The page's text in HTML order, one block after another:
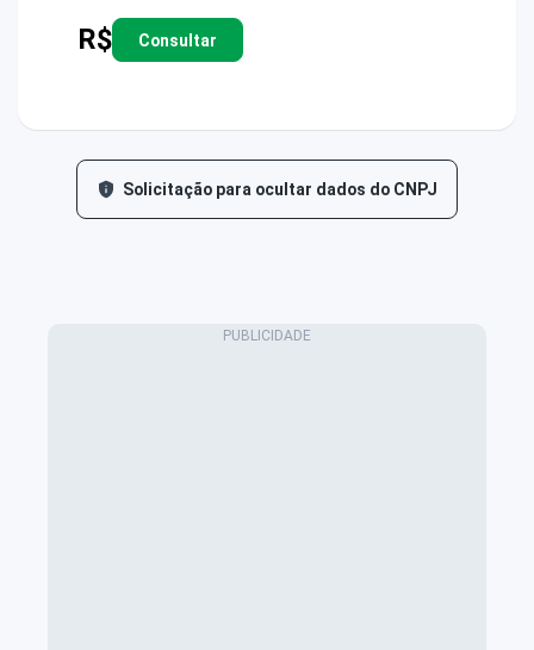
R$ Consultar
Solicitação para ocultar dados do CNPJ